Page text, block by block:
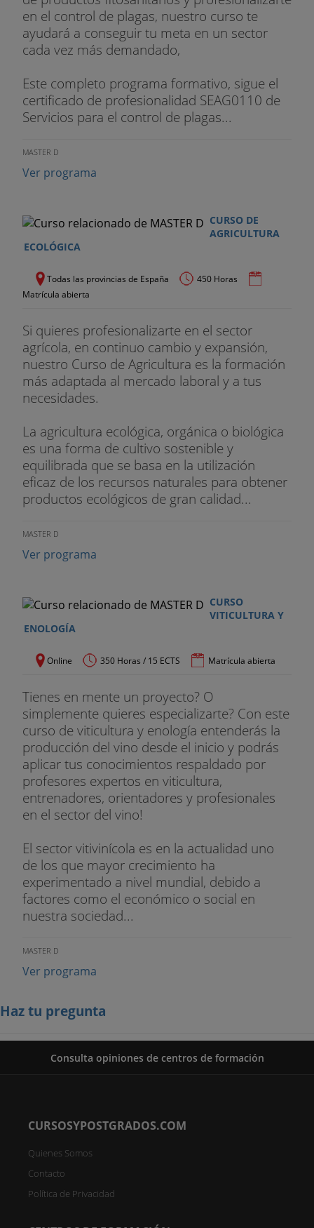
en el control de plagas, nuestro curso te
ayudará a conseguir tu meta en un sector
cada vez más demandado,
Este completo programa formativo, sigue el
certificado de profesionalidad SEAG0110 de
Servicios para el control de plagas...
MASTER D
Ver programa
CURSO DE
AGRICULTURA
ECOLÓGICA
Todas las provincias de España
450 Horas
Matrícula abierta
Si quieres profesionalizarte en el sector
agrícola, en continuo cambio y expansión,
nuestro Curso de Agricultura es la formación
más adaptada al mercado laboral y a tus
necesidades.
La agricultura ecológica, orgánica o biológica
es una forma de cultivo sostenible y
equilibrada que se basa en la utilización
eficaz de los recursos naturales para obtener
productos ecológicos de gran calidad...
MASTER D
Ver programa
CURSO
VITICULTURA Y
ENOLOGÍA
Online 350 Horas / 15 ECTS Matrícula abierta
Tienes en mente un proyecto? O
simplemente quieres especializarte? Con este
curso de viticultura y enología entenderás la
producción del vino desde el inicio y podrás
aplicar tus conocimientos respaldado por
profesores expertos en viticultura,
entrenadores, orientadores y profesionales
en el sector del vino!
El sector vitivinícola es en la actualidad uno
de los que mayor crecimiento ha
experimentado a nivel mundial, debido a
factores como el económico o social en
nuestra sociedad...
MASTER D
Ver programa
Haz tu pregunta
Consulta opiniones de centros de formación
CURSOSYPOSTGRADOS.COM
Quienes Somos
Contacto
Política de Privacidad